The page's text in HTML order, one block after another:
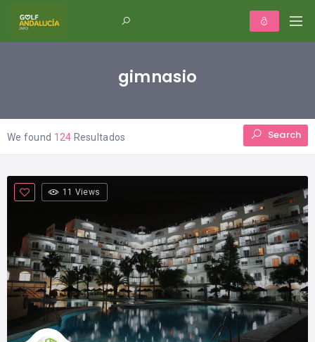
gimnasio
We found 124 Resultados Search
11 Views